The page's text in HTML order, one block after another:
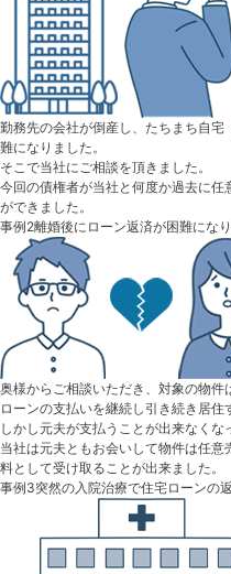
勤務先の会社が倒産し、たちまち自
難になりました。
そこで当社にご相談を頂きました。
今回の債権者が当社と何度か過去に任
ができました。
事例2離婚後にローン返済が困難にな
奥様からご相談いただき、対象の物
ローンの支払いを継続し引き続き居住
しかし元夫が支払うことが出来なくな
当社は元夫ともお会いして物件は任
料として受け取ることが出来ました。
事例3突然の入院治療で住宅ローンの